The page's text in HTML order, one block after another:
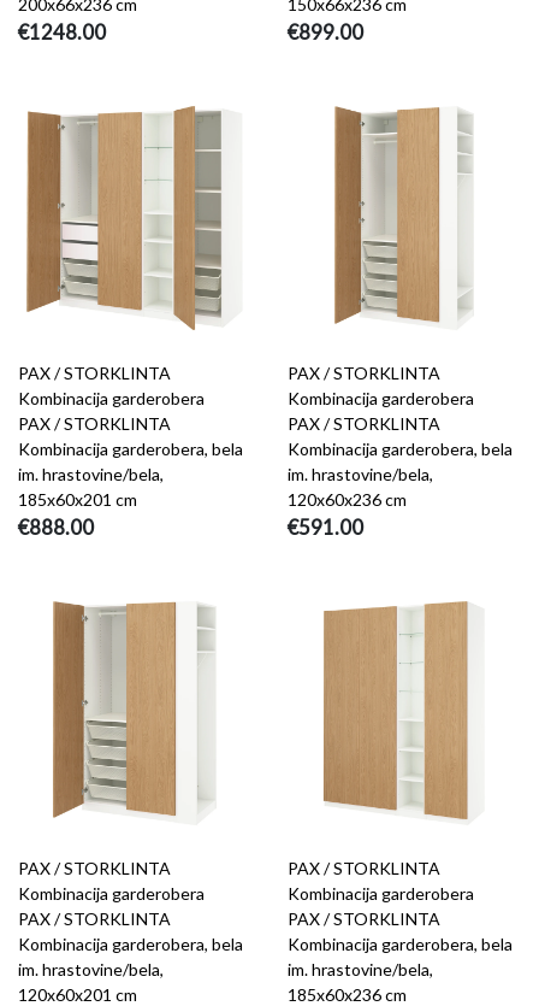
€1248.00 €899.00
PAX / STORKLINTA
Kombinacija garderobera
PAX / STORKLINTA
Kombinacija garderobera, bela
im. hrastovine/bela,
185x60x201 cm
€888.00
PAX / STORKLINTA
Kombinacija garderobera
PAX / STORKLINTA
Kombinacija garderobera, bela
im. hrastovine/bela,
120x60x236 cm
€591.00
PAX / STORKLINTA
Kombinacija garderobera
PAX / STORKLINTA
Kombinacija garderobera, bela
im. hrastovine/bela,
120x60x201 cm
PAX / STORKLINTA
Kombinacija garderobera
PAX / STORKLINTA
Kombinacija garderobera, bela
im. hrastovine/bela,
185x60x236 cm